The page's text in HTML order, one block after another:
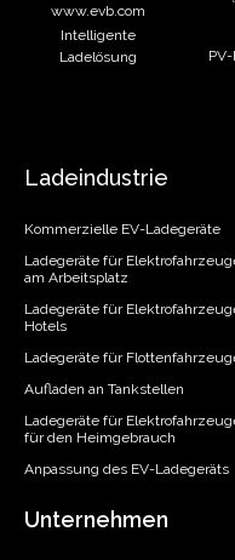
www.evb.com
Intelligente
Ladelösung
Ladeindustrie
Kommerzielle EV-Ladegeräte
Ladegeräte für
am Arbeitsplatz
Ladegeräte für
Hotels
Ladegeräte für
Aufladen an Tankstellen
Ladegeräte für
für den Heimgebrauch
Anpassung des EV-Ladegeräts
Unternehmen